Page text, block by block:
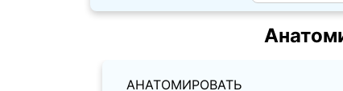
АНАТОМИРОВАТЬ